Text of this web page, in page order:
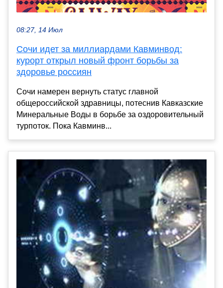
08:27, 14 Июл
Сочи идет за миллиардами Кавминвод:
курорт открыл новый фронт борьбы за
здоровье россиян
Сочи намерен вернуть статус главной
общероссийской здравницы, потеснив Кавказские
Минеральные Воды в борьбе за оздоровительный
турпоток. Пока Кавминв...